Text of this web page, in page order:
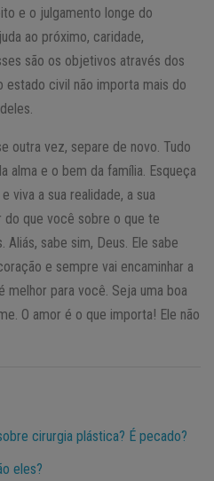
e o julgamento longe do
ao próximo, caridade,
são os objetivos através dos
estado civil não importa mais do
outra vez, separe de novo. Tudo
alma e o bem da família. Esqueça
viva a sua realidade, a sua
do que você sobre o que te
sabe sim, Deus. Ele sabe
e sempre vai encaminhar a
melhor para você. Seja uma boa
O amor é o que importa! Ele não
cirurgia plástica? É pecado?
eles?